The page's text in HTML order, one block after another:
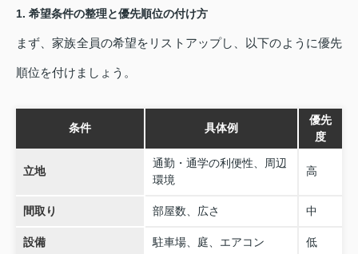
1. 希望条件の整理と優先順位の付け方
まず、家族全員の希望をリストアップし、以下のように優先
順位を付けましょう。
条件 具体例
優先
度
立地
通勤・通学の利便性、周辺
環境
高
間取り 部屋数、広さ 中
設備 駐車場、庭、エアコン 低